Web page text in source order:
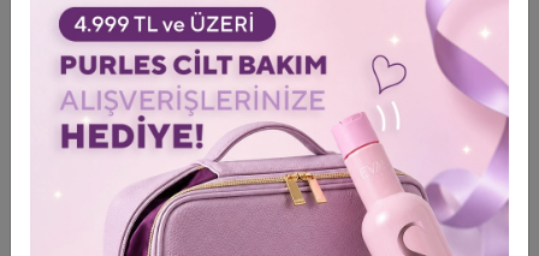
açar.
Siz hazır olduğunuzda hazır olan önceden kesilmiş ve
katlanmış folyolar. Hazırlık gerekmez!
Стать Чоловік ,
Місце доставки Туреччина
Використання Profesyonel